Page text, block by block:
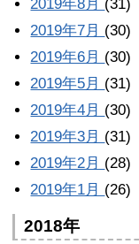
2019年8月 (31)
2019年7月 (30)
2019年6月 (30)
2019年5月 (31)
2019年4月 (30)
2019年3月 (31)
2019年2月 (28)
2019年1月 (26)
2018年